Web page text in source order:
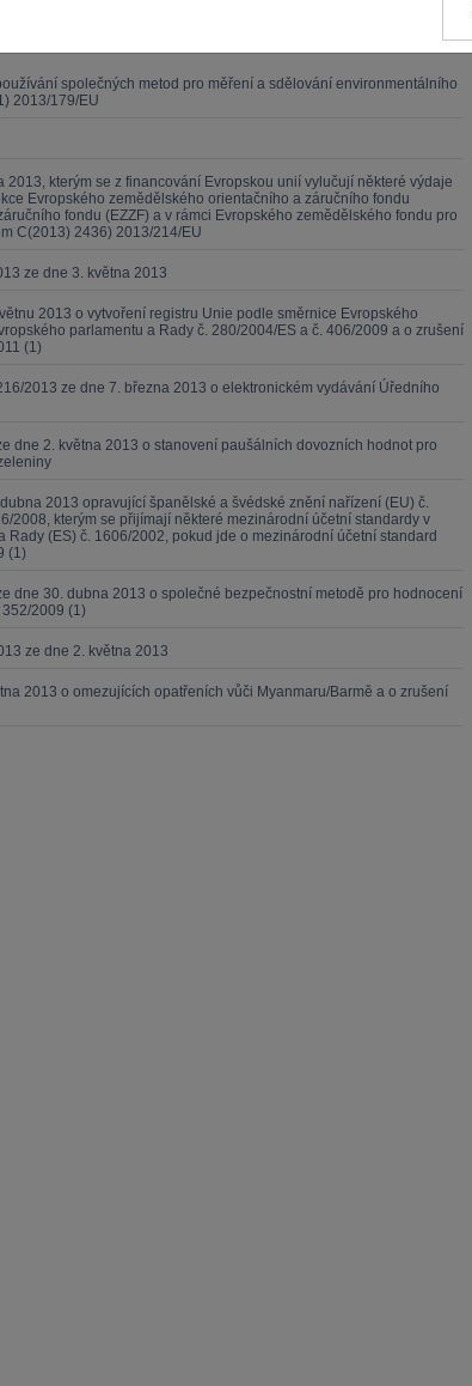
společných metod pro měření a sdělování environmentálního
2013/179/EU
2013, kterým se z financování Evropskou unií vylučují některé výdaje
Evropského zemědělského orientačního a záručního fondu
fondu (EZZF) a v rámci Evropského zemědělského fondu pro
C(2013) 2436) 2013/214/EU
ze dne 3. května 2013
2013 o vytvoření registru Unie podle směrnice Evropského
parlamentu a Rady č. 280/2004/ES a č. 406/2009 a o zrušení
(1)
2013 ze dne 7. března 2013 o elektronickém vydávání Úředního
dne 2. května 2013 o stanovení paušálních dovozních hodnot pro
2013 opravující španělské a švédské znění nařízení (EU) č.
2008, kterým se přijímají některé mezinárodní účetní standardy v
(ES) č. 1606/2002, pokud jde o mezinárodní účetní standard
(1)
dne 30. dubna 2013 o společné bezpečnostní metodě pro hodnocení
2009 (1)
ze dne 2. května 2013
2013 o omezujících opatřeních vůči Myanmaru/Barmě a o zrušení
MCIArb
Kurzy lektora